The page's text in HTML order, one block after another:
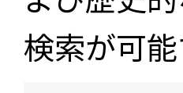
検索が可能